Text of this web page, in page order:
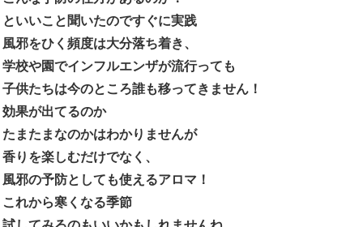
といいこと聞いたのですぐに実践
風邪をひく頻度は大分落ち着き、
学校や園でインフルエンザが流行っても
子供たちは今のところ誰も移ってきません！
効果が出てるのか
たまたまなのかはわかりませんが
香りを楽しむだけでなく、
風邪の予防としても使えるアロマ！
これから寒くなる季節